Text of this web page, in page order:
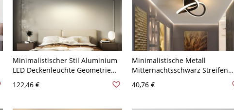
Minimalistischer Stil Aluminium
LED Deckenleuchte Geometrie
Deckenlampe für Wohnzimmer -
110V-120V Schwarz 49,53 cm
122,46 €
Minimalistische Metall
Mitternachtsschwarz Streifen
Halbeinbau mit Lucite-Schirm,
40,76 €